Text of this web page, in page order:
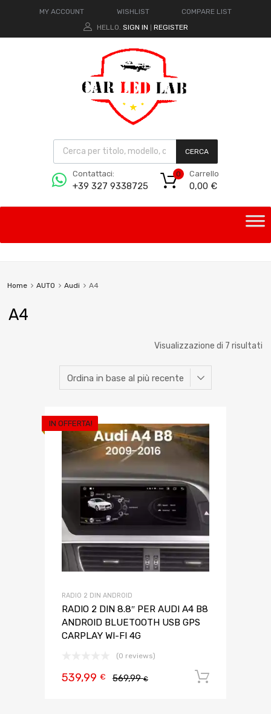
MY ACCOUNT WISHLIST
COMPARE LIST
HELLO. SIGN IN REGISTER
CERCA
Contattaci:
+39 327 9338725
Carrello
0,00 €
0
Home AUTO Audi A4
A4
Visualizzazione di 7 risultati
IN OFFERTA!
RADIO 2 DIN ANDROID
RADIO 2 DIN 8.8″ PER AUDI A4 B8
ANDROID BLUETOOTH USB GPS
CARPLAY WI-FI 4G
(0 reviews)
569,99€
539,99 €